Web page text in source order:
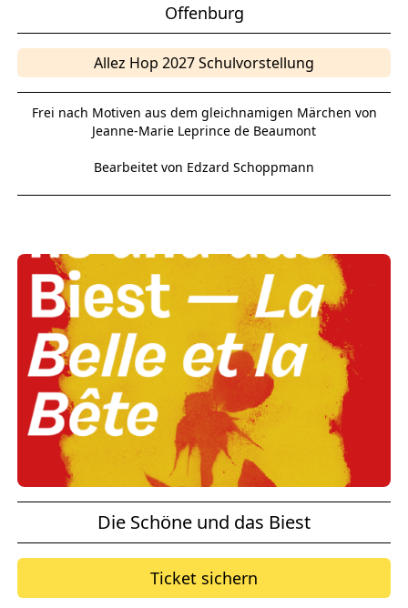
Offenburg
Allez Hop 2027 Schulvorstellung
Frei nach Motiven aus dem gleichnamigen Märchen von
Jeanne-Marie Leprince de Beaumont
Bearbeitet von Edzard Schoppmann
Die Schöne und das Biest
Ticket sichern